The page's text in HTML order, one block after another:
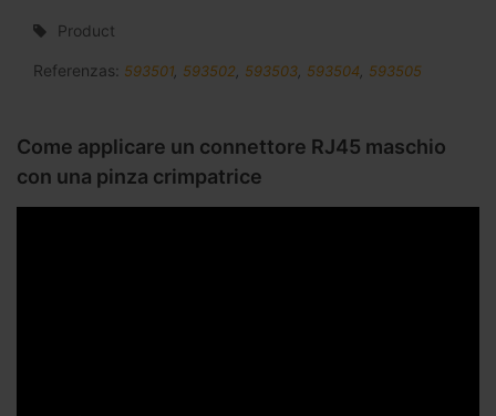
Product
Referenzas: 593501 593502 593503 593504 593505
Come applicare un connettore RJ45 maschio
con una pinza crimpatrice